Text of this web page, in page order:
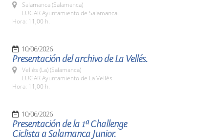
Salamanca (Salamanca)
LUGAR Ayuntamiento de Salamanca.
Hora: 11,00 h.
10/06/2026
Presentación del archivo de La Vellés.
Vellés (La) (Salamanca)
LUGAR Ayuntamiento de La Vellés
Hora: 11,00 h.
10/06/2026
Presentación de la 1ª Challenge
Ciclista a Salamanca Junior.